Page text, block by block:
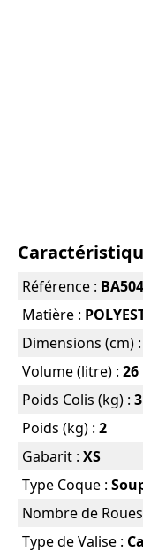
Référence :
Matière :
Dimensions (cm) :
Volume (litre) : 26
Poids Colis (kg) : 3
Poids (kg) : 2
Gabarit : XS
Type Coque :
Nombre de
Type de Valise :